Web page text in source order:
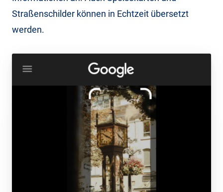
Straßenschilder können in Echtzeit übersetzt
werden.